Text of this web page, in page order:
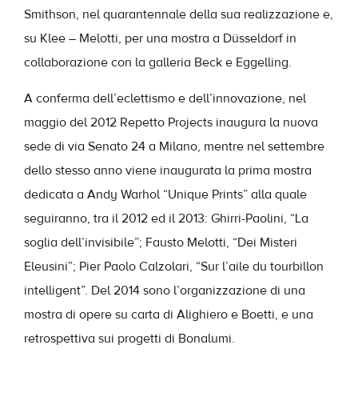
Smithson, nel quarantennale della sua realizzazione e,
su Klee – Melotti, per una mostra a Düsseldorf in
collaborazione con la galleria Beck e Eggelling.
A conferma dell’eclettismo e dell’innovazione, nel
maggio del 2012 Repetto Projects inaugura la nuova
sede di via Senato 24 a Milano, mentre nel settembre
dello stesso anno viene inaugurata la prima mostra
dedicata a Andy Warhol “Unique Prints” alla quale
seguiranno, tra il 2012 ed il 2013: Ghirri-Paolini, “La
soglia dell’invisibile”; Fausto Melotti, “Dei Misteri
Eleusini”; Pier Paolo Calzolari, “Sur l’aile du tourbillon
intelligent”. Del 2014 sono l’organizzazione di una
mostra di opere su carta di Alighiero e Boetti, e una
retrospettiva sui progetti di Bonalumi.